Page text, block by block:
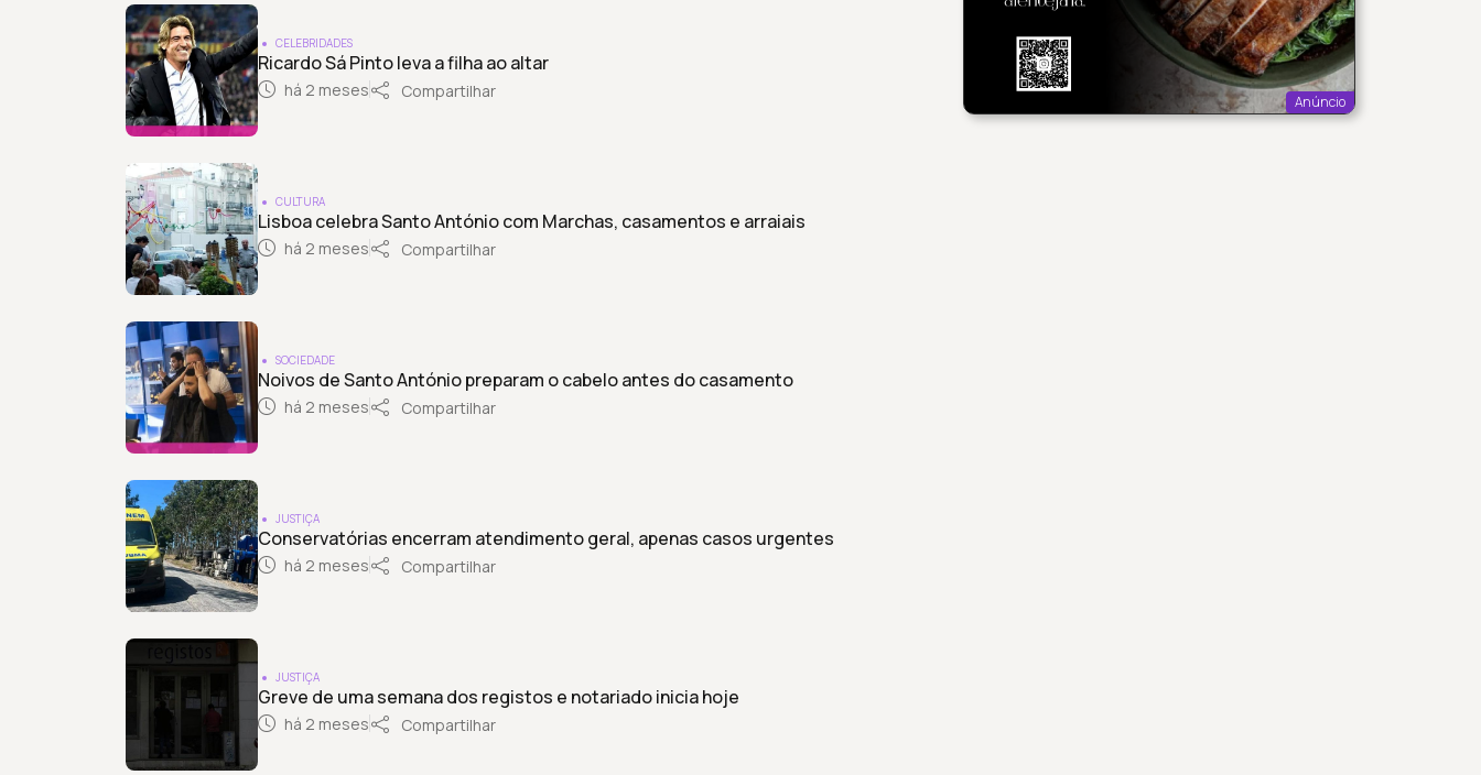
Anúncio
CELEBRIDADES
Ricardo Sá Pinto leva a filha ao altar
há 2 meses Compartilhar
CULTURA
Lisboa celebra Santo António com Marchas, casamentos e arraiais
há 2 meses Compartilhar
SOCIEDADE
Noivos de Santo António preparam o cabelo antes do casamento
há 2 meses Compartilhar
JUSTIÇA
Conservatórias encerram atendimento geral, apenas casos urgentes
há 2 meses Compartilhar
JUSTIÇA
Greve de uma semana dos registos e notariado inicia hoje
há 2 meses Compartilhar